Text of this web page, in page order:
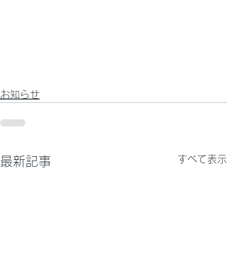
お知らせ
最新記事 すべて表示